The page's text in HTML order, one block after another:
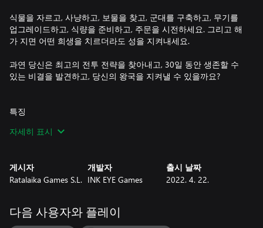
식물을 자르고, 사냥하고, 보물을 찾고, 군대를 구축하고, 무기를
업그레이드하고, 식량을 준비하고, 주문을 시전하세요. 그리고 해
가 지면 어떤 희생을 치르더라도 성을 지켜내세요.
과연 당신은 최고의 전투 전략을 찾아내고, 30일 동안 생존할 수
있는 비결을 발견하고, 당신의 왕국을 지켜낼 수 있을까요?
특징
* RPG 요소 – 자원을 모아 방어 시설을 업그레이드하세요
* 중세 인디 픽셀 아트
자세히 표시
게시자
Ratalaika Games S.L.
개발자
INK EYE Games
출시 날짜
2022. 4. 22.
다음 사용자와 플레이